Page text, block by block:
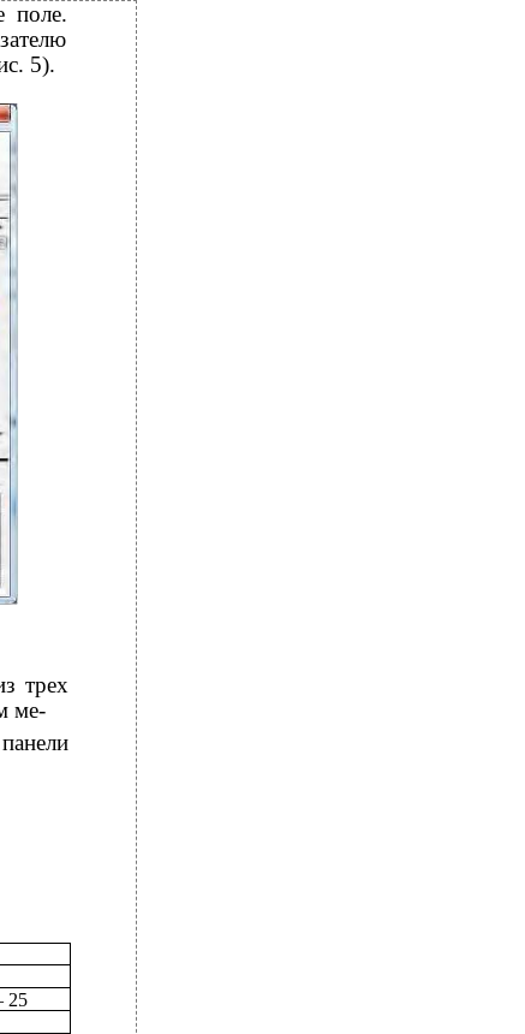
поле.
5).
трех
ме-
25